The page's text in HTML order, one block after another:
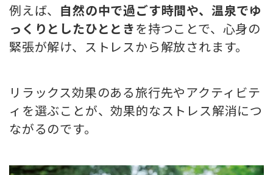
例えば、 自然の中で過ごす時間や、温泉でゆ
っくりとしたひとときを持つことで、心身の
緊張が解け、ストレスから解放されます。
リラックス効果のある旅行先やアクティビテ
ィを選ぶことが、効果的なストレス解消につ
ながるのです。